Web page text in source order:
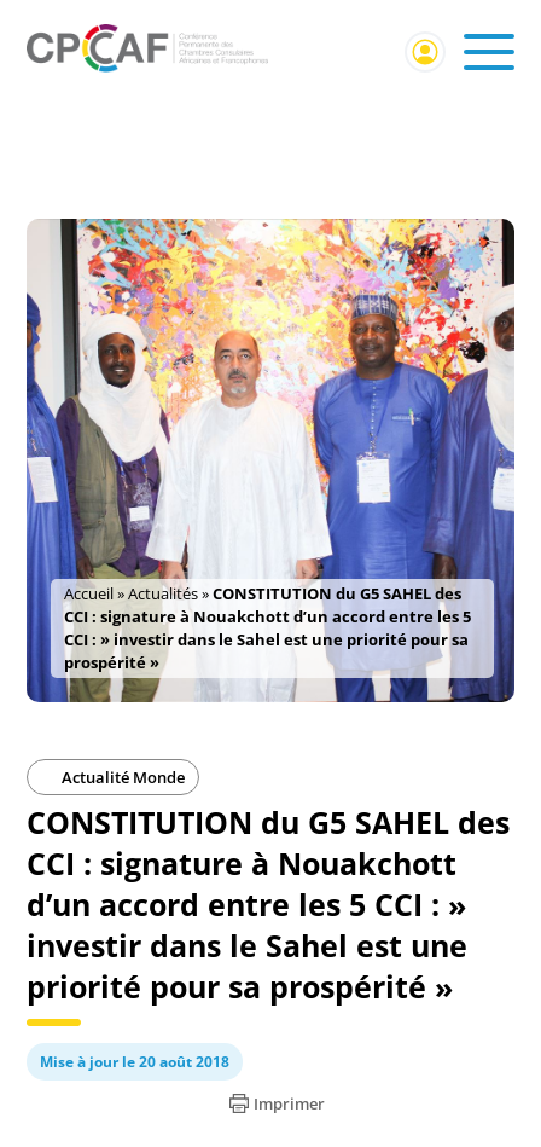
Accueil»Actualités»CONSTITUTION du G5 SAHEL des
CCI : signature à Nouakchott d’un accord entre les 5
CCI : » investir dans le Sahel est une priorité pour sa
prospérité »
Actualité Monde
CONSTITUTION du G5 SAHEL des
CCI : signature à Nouakchott
d’un accord entre les 5 CCI : »
investir dans le Sahel est une
priorité pour sa prospérité »
Mise à jour le 20 août 2018
Imprimer